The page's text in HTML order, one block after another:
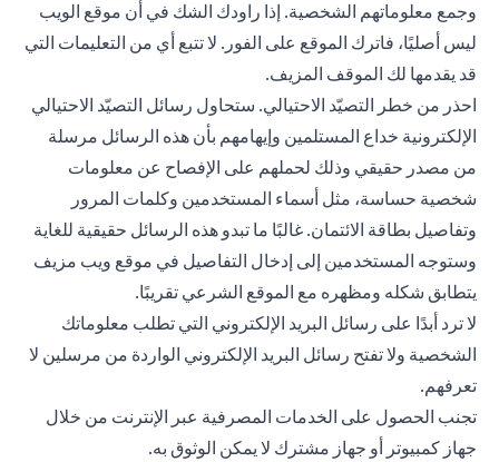
وجمع معلوماتهم الشخصية. إذا راودك الشك في أن موقع الويب
ليس أصليًا، فاترك الموقع على الفور. لا تتبع أي من التعليمات التي
قد يقدمها لك الموقف المزيف.
احذر من خطر التصيّد الاحتيالي. ستحاول رسائل التصيّد الاحتيالي
الإلكترونية خداع المستلمين وإيهامهم بأن هذه الرسائل مرسلة
من مصدر حقيقي وذلك لحملهم على الإفصاح عن معلومات
شخصية حساسة، مثل أسماء المستخدمين وكلمات المرور
وتفاصيل بطاقة الائتمان. غالبًا ما تبدو هذه الرسائل حقيقية للغاية
وستوجه المستخدمين إلى إدخال التفاصيل في موقع ويب مزيف
يتطابق شكله ومظهره مع الموقع الشرعي تقريبًا.
لا ترد أبدًا على رسائل البريد الإلكتروني التي تطلب معلوماتك
الشخصية ولا تفتح رسائل البريد الإلكتروني الواردة من مرسلين لا
تعرفهم.
تجنب الحصول على الخدمات المصرفية عبر الإنترنت من خلال
جهاز كمبيوتر أو جهاز مشترك لا يمكن الوثوق به.